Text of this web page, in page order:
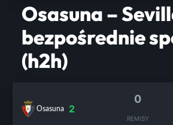
Osasuna –
bezpośrednie
(h2h)
Osasuna 2
0
REMISY